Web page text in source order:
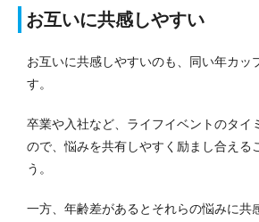
お互いに共感しやすい
お互いに共感しやすいのも、同い年カッ
す。
卒業や入社など、ライフイベントのタイ
ので、悩みを共有しやすく励まし合える
う。
一方、年齢差があるとそれらの悩みに共